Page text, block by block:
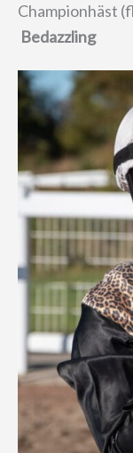
Championhäst
Bedazzling